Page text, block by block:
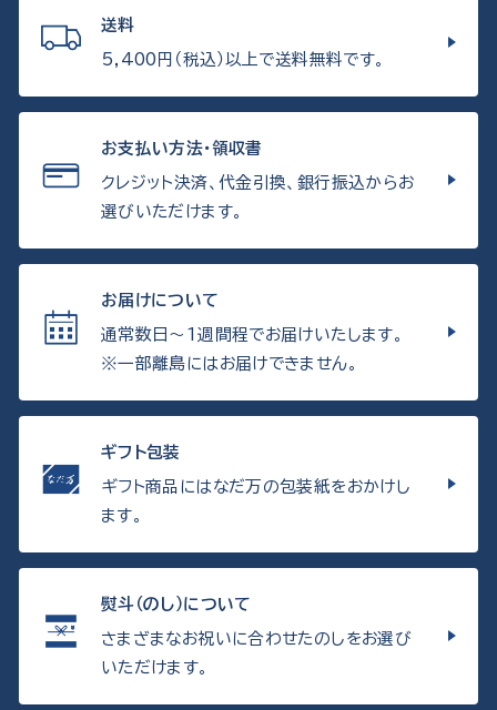
送料
5,400円（税込）以上で送料無料です。
お支払い方法・領収書
クレジット決済、代金引換、銀行振込からお
選びいただけます。
お届けについて
通常数日〜1週間程でお届けいたします。
※一部離島にはお届けできません。
ギフト包装
ギフト商品にはなだ万の包装紙をおかけし
ます。
熨斗（のし）について
さまざまなお祝いに合わせたのしをお選び
いただけます。